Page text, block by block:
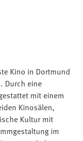
Kino in Dortmund
Durch eine
mit einem
Kinosälen,
Kultur mit
im